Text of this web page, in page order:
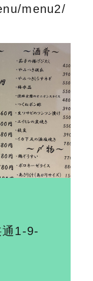
menu2/
1-9-